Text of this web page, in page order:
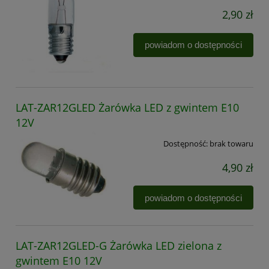
2,90 zł
powiadom o dostępności
LAT-ZAR12GLED Żarówka LED z gwintem E10
12V
Dostępność: brak towaru
4,90 zł
powiadom o dostępności
LAT-ZAR12GLED-G Żarówka LED zielona z
gwintem E10 12V